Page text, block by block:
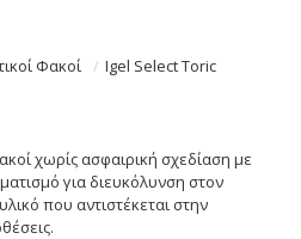
Φακοί / Igel Select Toric
χωρίς ασφαιρική σχεδίαση με
για διευκόλυνση στον
που αντιστέκεται στην